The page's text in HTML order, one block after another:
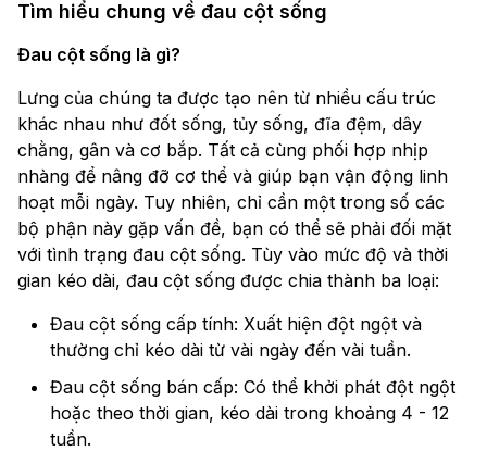
Tìm hiểu chung về đau cột sống
Đau cột sống là gì?
Lưng của chúng ta được tạo nên từ nhiều cấu trúc
khác nhau như đốt sống, tủy sống, đĩa đệm, dây
chằng, gân và cơ bắp. Tất cả cùng phối hợp nhịp
nhàng để nâng đỡ cơ thể và giúp bạn vận động linh
hoạt mỗi ngày. Tuy nhiên, chỉ cần một trong số các
bộ phận này gặp vấn đề, bạn có thể sẽ phải đối mặt
với tình trạng đau cột sống. Tùy vào mức độ và thời
gian kéo dài, đau cột sống được chia thành ba loại:
Đau cột sống cấp tính: Xuất hiện đột ngột và
thường chỉ kéo dài từ vài ngày đến vài tuần.
Đau cột sống bán cấp: Có thể khởi phát đột ngột
hoặc theo thời gian, kéo dài trong khoảng 4 - 12
tuần.